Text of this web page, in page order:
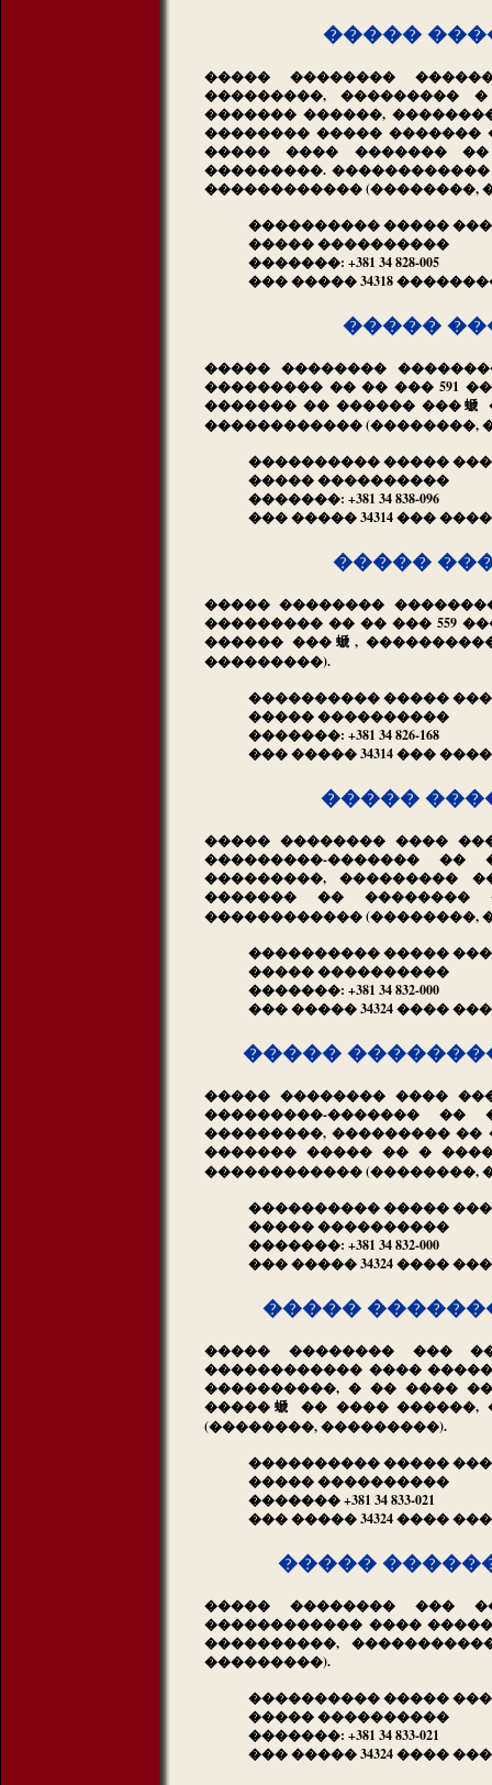
�����
����� ��������
���������, ���������
������� ������,
�������� ����� �������
����� ���� �������
���������.
������������ (��������,
���������� �����
����� ����������
�������: +381 34 828-005
��� ����� 34318
�����
����� ��������
��������� �� �� ��� 591
������� �� ������ ���
������������ (��������,
���������� �����
����� ����������
�������: +381 34 838-096
��� ����� 34314 ���
�����
����� ��������
��������� �� �� ��� 559
������ ���螔,
���������).
���������� �����
����� ����������
�������: +381 34 826-168
��� ����� 34314 ���
�����
����� �������� ����
���������-�������
���������, ���������
������� ��
������������ (��������,
���������� �����
����� ����������
�������: +381 34 832-000
��� ����� 34324 ����
�����
����� �������� ����
���������-�������
���������, ��������� ��
������� ����� �� �
������������ (��������,
���������� �����
����� ����������
�������: +381 34 832-000
��� ����� 34324 ����
�����
����� �������� ���
������������ ����
����������, � �� ����
�����螔 �� ���� ������,
(��������, ���������).
���������� �����
����� ����������
������� +381 34 833-021
��� ����� 34324 ����
�����
����� �������� ���
������������ ����
����������,
���������).
���������� �����
����� ����������
�������: +381 34 833-021
��� ����� 34324 ����